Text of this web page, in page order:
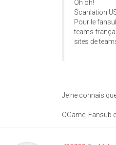
Oh oh!
Scanlation
Pour le
teams
sites de
Je ne connais
OGame, Fansub